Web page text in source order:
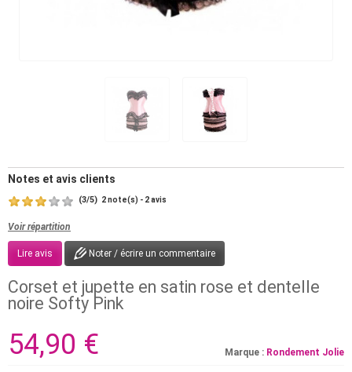
Notes et avis clients
(3/5) 2note(s) - 2avis
Voir répartition
Lire avis Noter / écrire un commentaire
Corset et jupette en satin rose et dentelle
noire Softy Pink
Marque : Rondement Jolie
54,90 €